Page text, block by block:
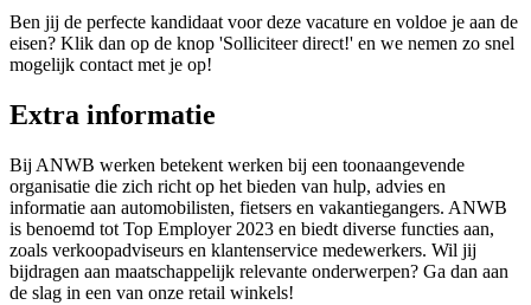
Ben jij de perfecte kandidaat voor deze vacature en voldoe je aan de
eisen? Klik dan op de knop 'Solliciteer direct!' en we nemen zo snel
mogelijk contact met je op!
Extra informatie
Bij ANWB werken betekent werken bij een toonaangevende
organisatie die zich richt op het bieden van hulp, advies en
informatie aan automobilisten, fietsers en vakantiegangers. ANWB
is benoemd tot Top Employer 2023 en biedt diverse functies aan,
zoals verkoopadviseurs en klantenservice medewerkers. Wil jij
bijdragen aan maatschappelijk relevante onderwerpen? Ga dan aan
de slag in een van onze retail winkels!